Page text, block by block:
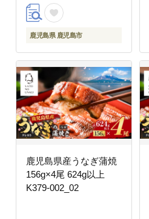
鹿児島県 鹿児島市
鹿児島県産うなぎ蒲焼
156g×4尾 624g以上
K379-002_02